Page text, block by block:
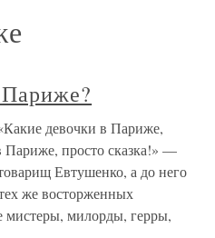
девочки в Париже,
просто сказка!» —
Евтушенко, а до него
же восторженных
мистеры, милорды, герры,